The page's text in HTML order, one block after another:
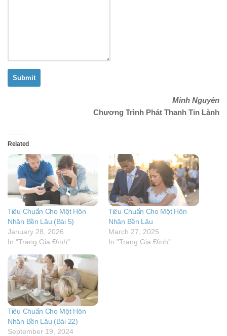
Submit
Minh Nguyên
Chương Trình Phát Thanh Tin Lành
Related
Tiêu Chuẩn Cho Một Hôn
Nhân Bền Lâu (Bài 5)
January 28, 2026
In "Trang Gia Đình"
Tiêu Chuẩn Cho Một Hôn
Nhân Bền Lâu
March 27, 2025
In "Trang Gia Đình"
Tiêu Chuẩn Cho Một Hôn
Nhân Bền Lâu (Bài 22)
September 19, 2024